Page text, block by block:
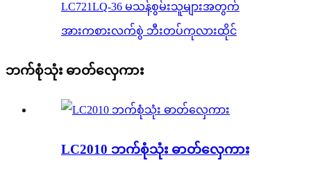
LC721LQ-36 မသန်စွမ်းသူများအတွက်
အားကစားလက်စွဲ ဘီးတပ်ကုလားထိုင်
ဘက်စုံသုံး ဓာတ်လှေကား
LC2010 ဘက်စုံသုံး ဓာတ်လှေကား